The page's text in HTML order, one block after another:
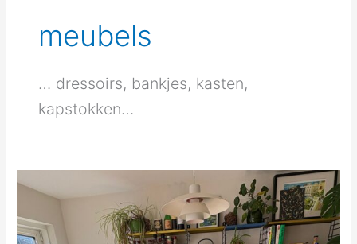
meubels
… dressoirs, bankjes, kasten,
kapstokken…